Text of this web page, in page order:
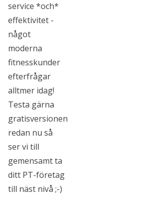
service *och*
effektivitet -
något
moderna
fitnesskunder
efterfrågar
alltmer idag!
Testa gärna
gratisversionen
redan nu så
ser vi till
gemensamt ta
ditt PT-företag
till näst nivå ;-)